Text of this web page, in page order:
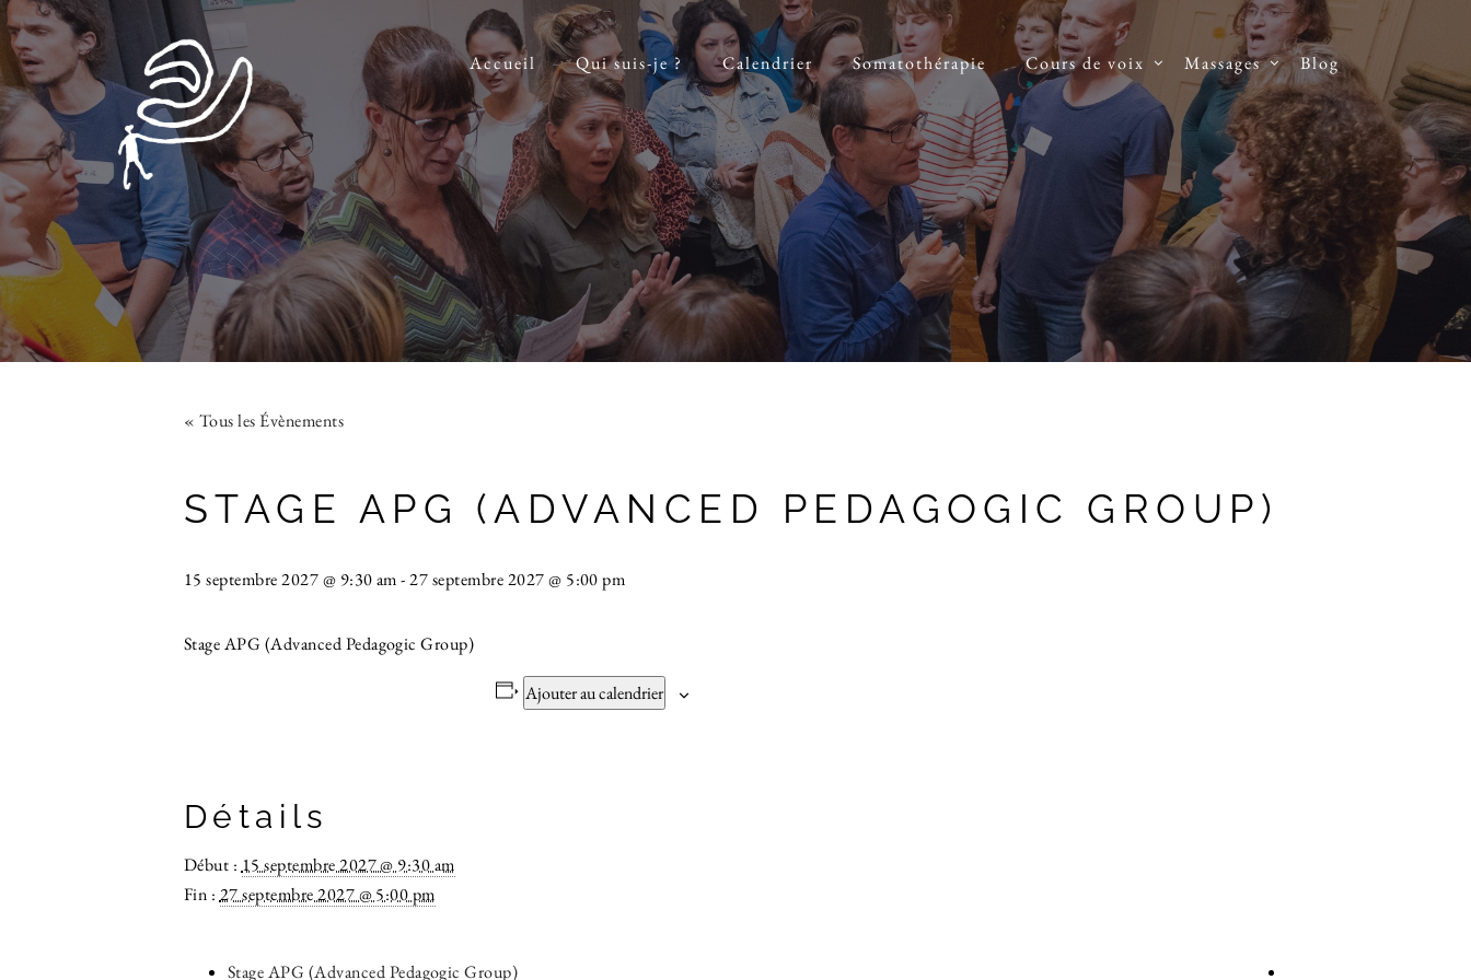
Accueil Qui suis-je ? Calendrier Somatothérapie Cours de voix Massages Blog
« Tous les Évènements
STAGE APG (ADVANCED PEDAGOGIC GROUP)
15 septembre 2027 @ 9:30 am-27 septembre 2027 @ 5:00 pm
Stage APG (Advanced Pedagogic Group)
Ajouter au calendrier
Détails
Début : 15 septembre 2027 @ 9:30 am
Fin : 27 septembre 2027 @ 5:00 pm
Stage APG (Advanced Pedagogic Group)